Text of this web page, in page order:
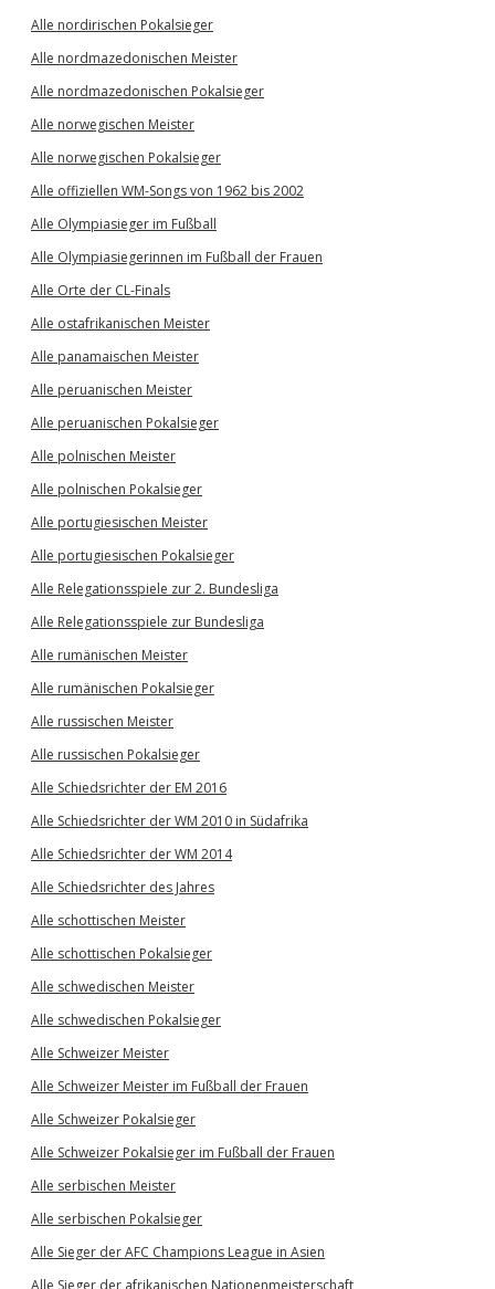
Alle nordirischen Pokalsieger
Alle nordmazedonischen Meister
Alle nordmazedonischen Pokalsieger
Alle norwegischen Meister
Alle norwegischen Pokalsieger
Alle offiziellen WM-Songs von 1962 bis 2002
Alle Olympiasieger im Fußball
Alle Olympiasiegerinnen im Fußball der Frauen
Alle Orte der CL-Finals
Alle ostafrikanischen Meister
Alle panamaischen Meister
Alle peruanischen Meister
Alle peruanischen Pokalsieger
Alle polnischen Meister
Alle polnischen Pokalsieger
Alle portugiesischen Meister
Alle portugiesischen Pokalsieger
Alle Relegationsspiele zur 2. Bundesliga
Alle Relegationsspiele zur Bundesliga
Alle rumänischen Meister
Alle rumänischen Pokalsieger
Alle russischen Meister
Alle russischen Pokalsieger
Alle Schiedsrichter der EM 2016
Alle Schiedsrichter der WM 2010 in Südafrika
Alle Schiedsrichter der WM 2014
Alle Schiedsrichter des Jahres
Alle schottischen Meister
Alle schottischen Pokalsieger
Alle schwedischen Meister
Alle schwedischen Pokalsieger
Alle Schweizer Meister
Alle Schweizer Meister im Fußball der Frauen
Alle Schweizer Pokalsieger
Alle Schweizer Pokalsieger im Fußball der Frauen
Alle serbischen Meister
Alle serbischen Pokalsieger
Alle Sieger der AFC Champions League in Asien
Alle Sieger der afrikanischen Nationenmeisterschaft